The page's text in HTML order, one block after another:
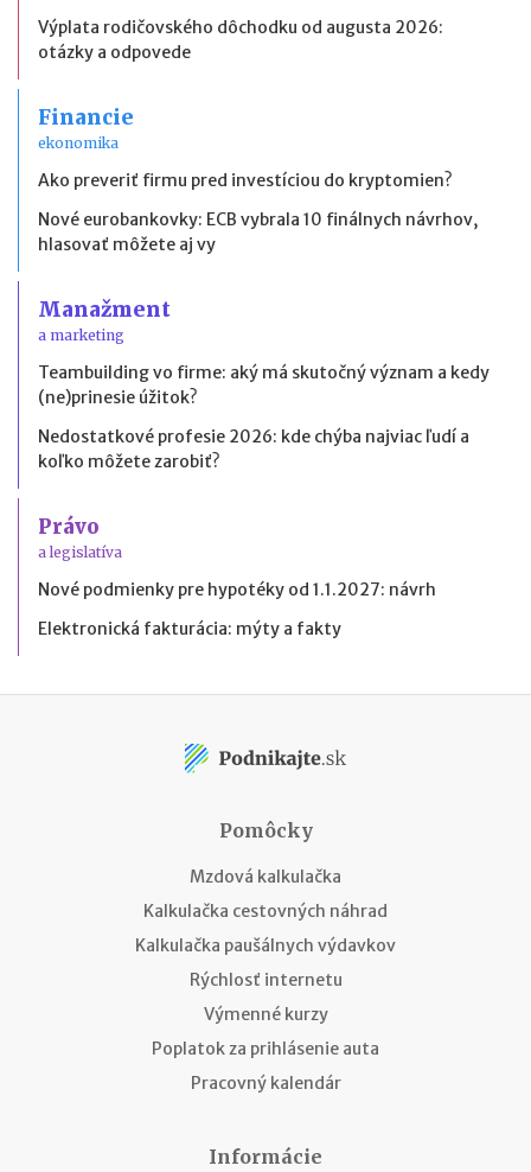
Výplata rodičovského dôchodku od augusta 2026:
otázky a odpovede
Financie
ekonomika
Ako preveriť firmu pred investíciou do kryptomien?
Nové eurobankovky: ECB vybrala 10 finálnych návrhov,
hlasovať môžete aj vy
Manažment
a marketing
Teambuilding vo firme: aký má skutočný význam a kedy
(ne)prinesie úžitok?
Nedostatkové profesie 2026: kde chýba najviac ľudí a
koľko môžete zarobiť?
Právo
a legislatíva
Nové podmienky pre hypotéky od 1.1.2027: návrh
Elektronická fakturácia: mýty a fakty
Pomôcky
Mzdová kalkulačka
Kalkulačka cestovných náhrad
Kalkulačka paušálnych výdavkov
Rýchlosť internetu
Výmenné kurzy
Poplatok za prihlásenie auta
Pracovný kalendár
Informácie